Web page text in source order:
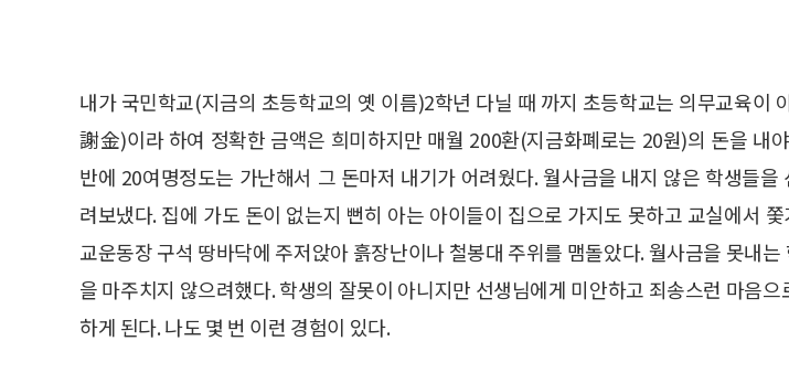
내가 국민학교(지금의 초등학교의 옛 이름)2학년 다닐 때 까지 초등학교는 의무교육이
謝金)이라 하여 정확한 금액은 희미하지만 매월 200환(지금화폐로는 20원)의 돈을 내
반에 20여명정도는 가난해서 그 돈마저 내기가 어려웠다. 월사금을 내지 않은 학생들을
려보냈다. 집에 가도 돈이 없는지 뻔히 아는 아이들이 집으로 가지도 못하고 교실에서
교운동장 구석 땅바닥에 주저앉아 흙장난이나 철봉대 주위를 맴돌았다. 월사금을 못내는
을 마주치지 않으려했다. 학생의 잘못이 아니지만 선생님에게 미안하고 죄송스런 마음으
하게 된다. 나도 몇 번 이런 경험이 있다.